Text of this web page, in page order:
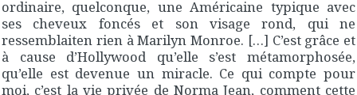
ordinaire, quelconque, une Américaine typique avec
ses cheveux foncés et son visage rond, qui ne
ressemblaiten rien à Marilyn Monroe. […] C’est grâce et
à cause d’Hollywood qu’elle s’est métamorphosée,
qu’elle est devenue un miracle. Ce qui compte pour
moi, c’est la vie privée de Norma Jean, comment cette